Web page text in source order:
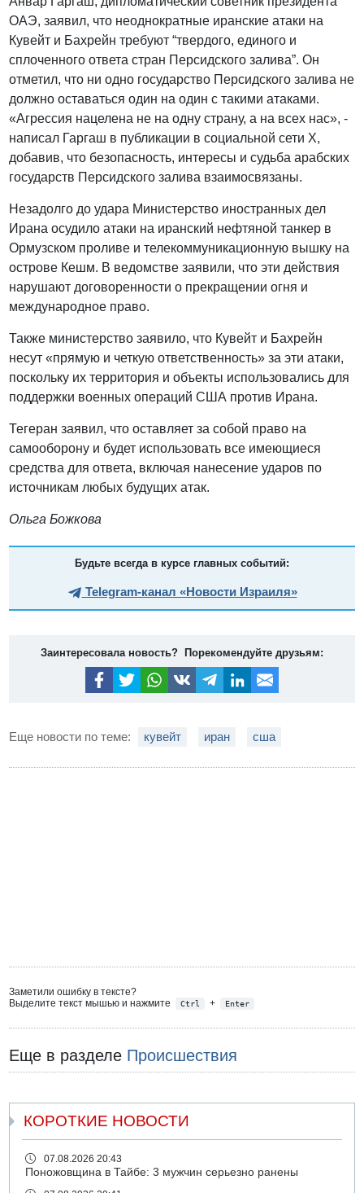
ОАЭ, заявил, что неоднократные иранские атаки на
Кувейт и Бахрейн требуют “твердого, единого и
сплоченного ответа стран Персидского залива”. Он
отметил, что ни одно государство Персидского залива не
должно оставаться один на один с такими атаками.
«Агрессия нацелена не на одну страну, а на всех нас», -
написал Гаргаш в публикации в социальной сети X,
добавив, что безопасность, интересы и судьба арабских
государств Персидского залива взаимосвязаны.
Незадолго до удара Министерство иностранных дел
Ирана осудило атаки на иранский нефтяной танкер в
Ормузском проливе и телекоммуникационную вышку на
острове Кешм. В ведомстве заявили, что эти действия
нарушают договоренности о прекращении огня и
международное право.
Также министерство заявило, что Кувейт и Бахрейн
несут «прямую и четкую ответственность» за эти атаки,
поскольку их территория и объекты использовались для
поддержки военных операций США против Ирана.
Тегеран заявил, что оставляет за собой право на
самооборону и будет использовать все имеющиеся
средства для ответа, включая нанесение ударов по
источникам любых будущих атак.
Ольга Божкова
Будьте всегда в курсе главных событий:
Telegram-канал «Новости Израиля»
Заинтересовала новость? Порекомендуйте друзьям:
Еще новости по теме: кувейт иран сша
Заметили ошибку в тексте?
Выделите текст мышью и нажмите
Ctrl + Enter
Еще в разделе Происшествия
КОРОТКИЕ НОВОСТИ
07.08.2026 20:43
Поножовщина в Тайбе: 3 мужчин серьезно ранены